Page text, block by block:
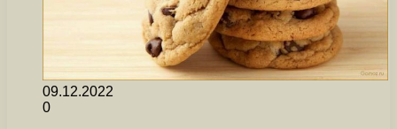
09.12.2022
0